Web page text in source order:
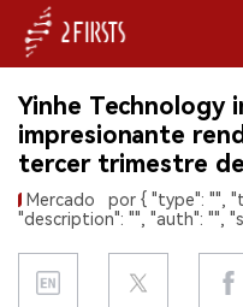
INICIO
EMPRESA
REGULACIÓN
Yinhe Technology
impresionante
tercer trimestre
Mercado
por { "type": "",
"description": "", "auth": "",